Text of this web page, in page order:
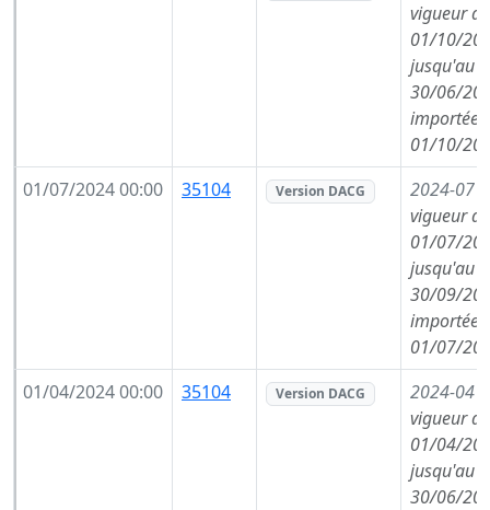
vigueur
01/10/
jusqu'au
30/06/
importée
01/10/
01/07/2024 00:00
35104 Version DACG 2024-07
vigueur
01/07/
jusqu'au
30/09/
importée
01/07/
01/04/2024 00:00
35104 Version DACG 2024-04
vigueur
01/04/
jusqu'au
30/06/